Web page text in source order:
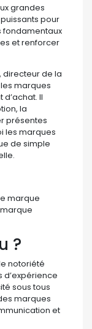
grandes
puissants pour
fondamentaux
et renforcer
directeur de la
marques
Il
la
présentes
les marques
de simple
marque
?
notoriété
d’expérience
sous tous
marques
et